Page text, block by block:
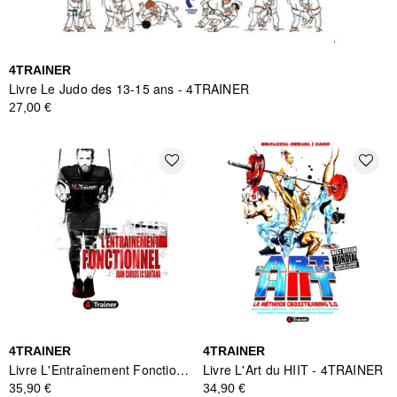
4TRAINER
Livre Le Judo des 13-15 ans - 4TRAINER
27,00 €
favorite_border
4TRAINER
Livre L'Entraînement Fonctionnel - Juan Carlos Santana - 4TRAINER
35,90 €
favorite_border
4TRAINER
Livre L'Art du HIIT - 4TRAINER
34,90 €